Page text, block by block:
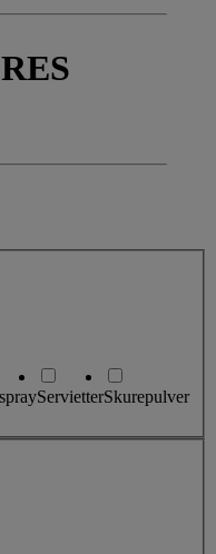
ServietterSkurepulver